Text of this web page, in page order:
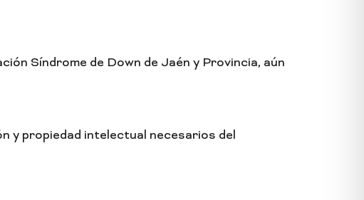
Síndrome de Down de Jaén y Provincia, aún
y propiedad intelectual necesarios del